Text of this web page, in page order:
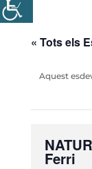
« Tots els
Aquest
Ferri